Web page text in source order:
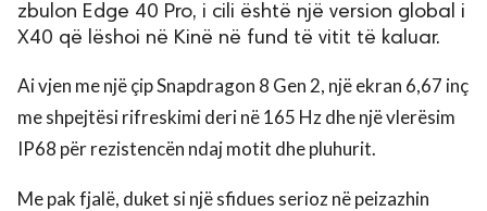
zbulon Edge 40 Pro, i cili është një version global i
X40 që lëshoi në Kinë në fund të vitit të kaluar.
Ai vjen me një çip Snapdragon 8 Gen 2, një ekran 6,67 inç
me shpejtësi rifreskimi deri në 165 Hz dhe një vlerësim
IP68 për rezistencën ndaj motit dhe pluhurit.
Me pak fjalë, duket si një sfidues serioz në peizazhin